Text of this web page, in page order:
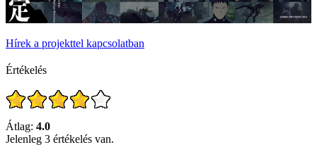
Hírek a projekttel kapcsolatban
Értékelés
Átlag: 4.0
Jelenleg 3 értékelés van.